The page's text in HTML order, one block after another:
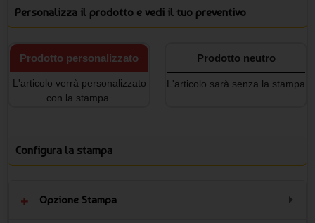
Personalizza il prodotto e vedi il tuo preventivo
Prodotto personalizzato
L'articolo verrà personalizzato
con la stampa.
Prodotto neutro
L'articolo sarà senza la stampa
Configura la stampa
Opzione Stampa